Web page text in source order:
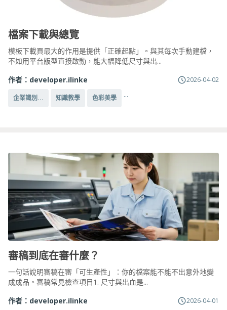
檔案下載與總覽
模板下載頁最大的作用是提供「正確起點」。與其每次手動建檔，
不如用平台版型直接啟動，能大幅降低尺寸與出...
作者： developer.ilinke 2026-04-02
企業識別... 知識教學 色彩美學 ...
審稿到底在審什麼？
一句話說明審稿在審「可生產性」：你的檔案能不能不出意外地變
成成品。審稿常見檢查項目1. 尺寸與出血是...
作者： developer.ilinke 2026-04-01